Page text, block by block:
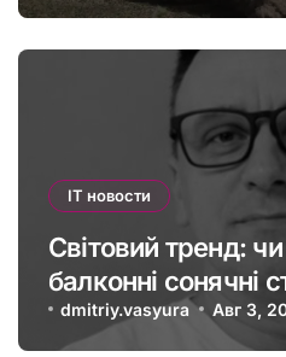
IT новости
Світовий тренд:
балконні сонячні
в Україні
dmitriy.vasyura Авг 3,